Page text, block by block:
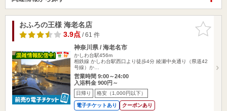
お気に入
りに追加
おふろの王様 海老名店
3.9点/ 61 件
神奈川県 / 海老名市
かしわ台駅456m
相鉄線 かしわ台駅西口より徒歩4分 綾瀬中央通り（県道42
号線）か…
営業時間 9:00～24:00
入浴料金 900円～
日帰り 格安（1,000円以下）
電子チケットあり クーポンあり